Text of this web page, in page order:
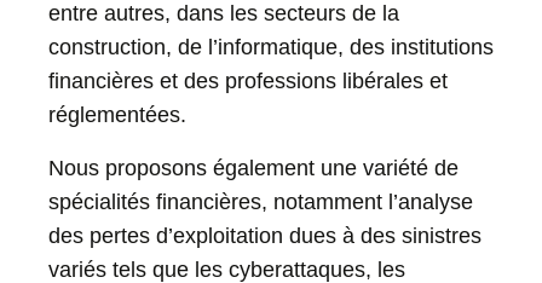
entre autres, dans les secteurs de la
construction, de l’informatique, des institutions
financières et des professions libérales et
réglementées.
Nous proposons également une variété de
spécialités financières, notamment l’analyse
des pertes d’exploitation dues à des sinistres
variés tels que les cyberattaques, les